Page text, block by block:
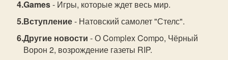
Games- Игры, которые ждет весь мир.
Вступление- Натовский самолет "Стелс".
Другие новости - О Complex Compo, Чёрный
Ворон 2, возрождение газеты RIP.